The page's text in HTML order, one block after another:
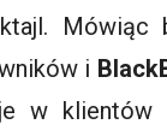
Mówiąc
i
w